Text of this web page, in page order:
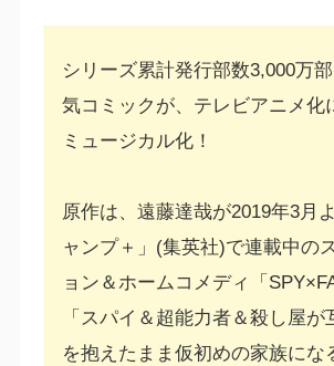
シリーズ累計発行部数3,000万
気コミックが、テレビアニメ化
ミュージカル化！
原作は、遠藤達哉が2019年3月
ャンプ＋」(集英社)で連載中の
ョン＆ホームコメディ「
「スパイ＆超能力者＆殺し屋が
を抱えたまま仮初めの家族にな